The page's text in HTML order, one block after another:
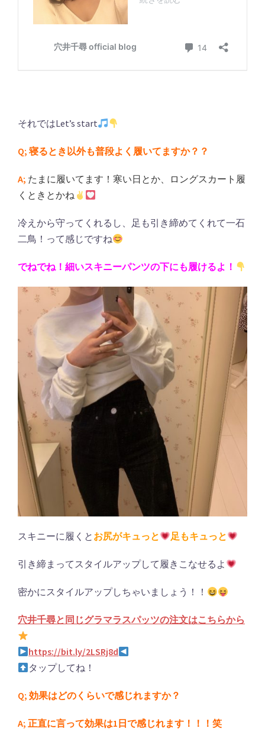
それではLet’s start
Q; 寝るとき以外も普段よく履いてますか？？
A; たまに履いてます！寒い日とか、ロングスカート履
くときとかね
冷えから守ってくれるし、足も引き締めてくれて一石
二鳥！って感じですね
でねでね！細いスキニーパンツの下にも履けるよ！
スキニーに履くと お尻がキュっと 足もキュっと
引き締まってスタイルアップして履きこなせるよ
密かにスタイルアップしちゃいましょう！！
穴井千尋と同じグラマラスパッツの注文はこちらから
https://bit.ly/2LSRj8d
タップしてね！
Q; 効果はどのくらいで感じれますか？
A; 正直に言って効果は1日で感じれます！！！笑